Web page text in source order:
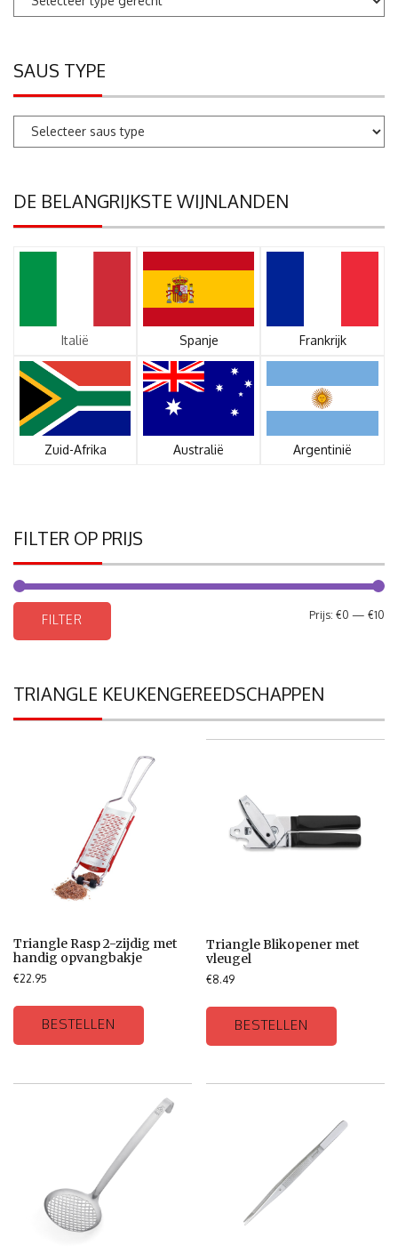
SAUS TYPE
DE BELANGRIJKSTE WIJNLANDEN
Italië Spanje Frankrijk
Zuid-Afrika Australië Argentinië
FILTER OP PRIJS
FILTER Prijs: €0 — €10
TRIANGLE KEUKENGEREEDSCHAPPEN
Triangle Rasp 2-zijdig met
handig opvangbakje
€22.95
BESTELLEN
Triangle Blikopener met
vleugel
€8.49
BESTELLEN